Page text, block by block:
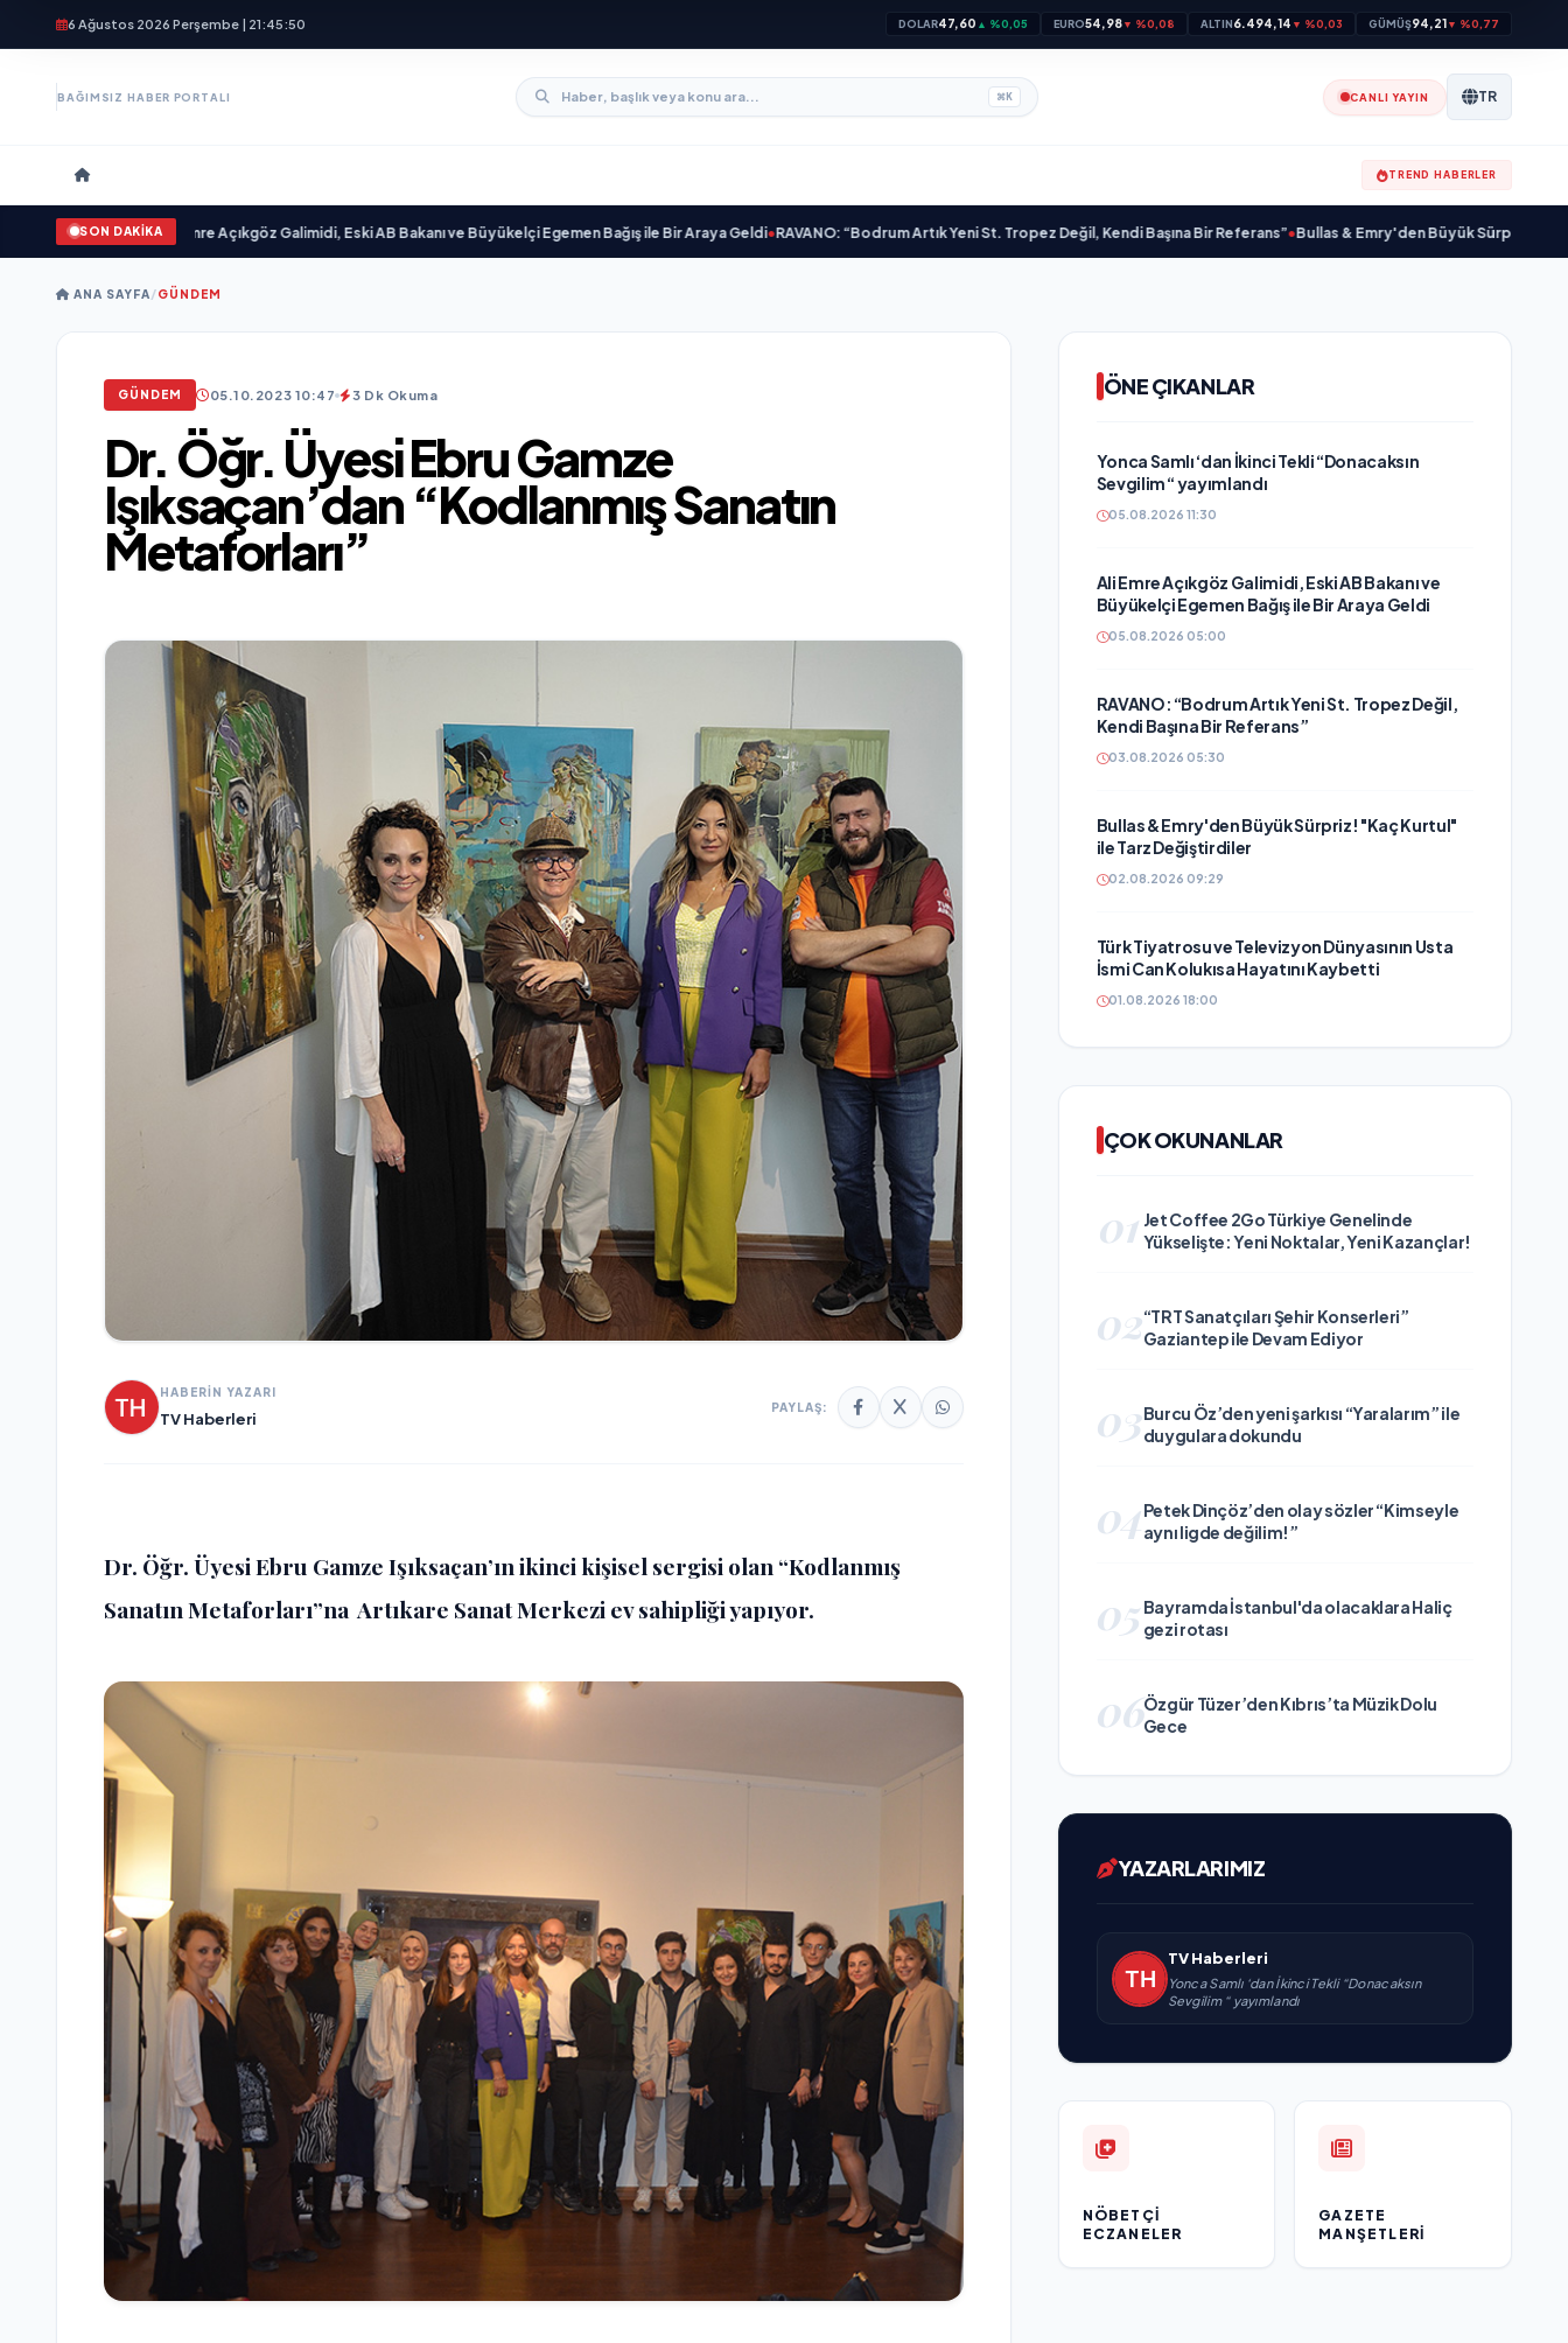
6 Ağustos 2026 Perşembe | 21:45:53 DOLAR47,60 ▲ %0,05 EURO54,98▼ %0,08 ALTIN6.494,14 ▼ %0,03 GÜMÜŞ94,21▼ %0,77
BAĞIMSIZ HABER PORTALI ⌘K CANLI YAYIN TR
TREND HABERLER
SON DAKİKA
Ali Emre Açıkgöz Galimidi, Eski AB Bakanı ve Büyükelçi Egemen Bağış ile Bir Araya Geldi•RAVANO: “Bodrum Artık Yeni St. Tropez Değil, Kendi Başına Bir Referans”•Bullas & Emry'den Büyük Sürpriz! "Kaç Kurtul" ile
ANA SAYFA/GÜNDEM
GÜNDEM 05.10.2023 10:47 3 Dk Okuma
Dr. Öğr. Üyesi Ebru Gamze
Işıksaçan’dan “Kodlanmış Sanatın
Metaforları”
HABERİN YAZARI
TV Haberleri
PAYLAŞ:
Dr. Öğr. Üyesi Ebru Gamze Işıksaçan’ın ikinci kişisel sergisi olan “Kodlanmış
Sanatın Metaforları”na Artıkare Sanat Merkezi ev sahipliği yapıyor.
ÖNE ÇIKANLAR
Yonca Samlı ‘dan İkinci Tekli “Donacaksın
Sevgilim “ yayımlandı
05.08.2026 11:30
Ali Emre Açıkgöz Galimidi, Eski AB Bakanı ve
Büyükelçi Egemen Bağış ile Bir Araya Geldi
05.08.2026 05:00
RAVANO: “Bodrum Artık Yeni St. Tropez Değil,
Kendi Başına Bir Referans”
03.08.2026 05:30
Bullas & Emry'den Büyük Sürpriz! "Kaç Kurtul"
ile Tarz Değiştirdiler
02.08.2026 09:29
Türk Tiyatrosu ve Televizyon Dünyasının Usta
İsmi Can Kolukısa Hayatını Kaybetti
01.08.2026 18:00
ÇOK OKUNANLAR
01 Jet Coffee 2Go Türkiye Genelinde
Yükselişte: Yeni Noktalar, Yeni Kazançlar!
02“TRT Sanatçıları Şehir Konserleri”
Gaziantep ile Devam Ediyor
03Burcu Öz’den yeni şarkısı “Yaralarım” ile
duygulara dokundu
04Petek Dinçöz’den olay sözler “Kimseyle
aynı ligde değilim!”
05 Bayramda İstanbul'da olacaklara Haliç
gezi rotası
06Özgür Tüzer’den Kıbrıs’ta Müzik Dolu
Gece
YAZARLARIMIZ
TV Haberleri
Yonca Samlı ‘dan İkinci Tekli “Donacaksın
Sevgilim “ yayımlandı
NÖBETÇI
ECZANELER
GAZETE
MANŞETLERI